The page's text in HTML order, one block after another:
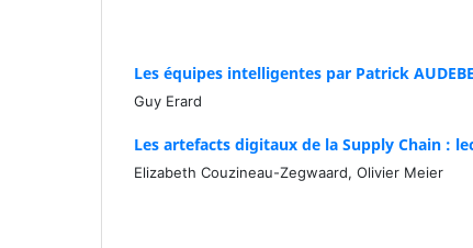
Les équipes intelligentes par Patrick
Guy Erard
Les artefacts digitaux de la Supply Chain :
Elizabeth Couzineau-Zegwaard, Olivier Meier